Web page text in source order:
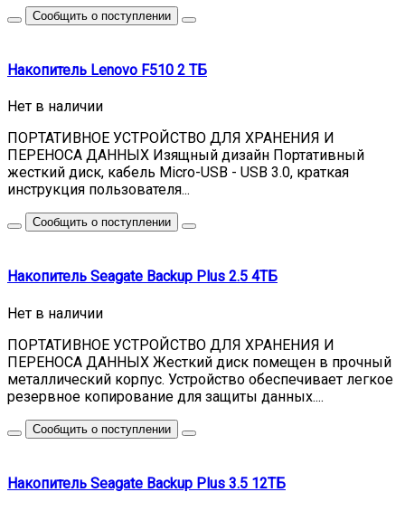
Сообщить о поступлении
Накопитель Lenovo F510 2 ТБ
Нет в наличии
ПОРТАТИВНОЕ УСТРОЙСТВО ДЛЯ ХРАНЕНИЯ И
ПЕРЕНОСА ДАННЫХ Изящный дизайн Портативный
жесткий диск, кабель Micro-USB - USB 3.0, краткая
инструкция пользователя...
Сообщить о поступлении
Накопитель Seagate Backup Plus 2.5 4ТБ
Нет в наличии
ПОРТАТИВНОЕ УСТРОЙСТВО ДЛЯ ХРАНЕНИЯ И
ПЕРЕНОСА ДАННЫХ Жесткий диск помещен в прочный
металлический корпус. Устройство обеспечивает легкое
резервное копирование для защиты данных....
Сообщить о поступлении
Накопитель Seagate Backup Plus 3.5 12ТБ